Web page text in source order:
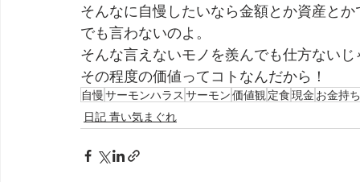
そんなに自慢したいなら金額とか資産と
でも言わないのよ。
そんな言えないモノを羨んでも仕方ないじ
その程度の価値ってコトなんだから！
自慢サーモンハラス サーモン価値観定食現金 お金持ち
日記 青い気まぐれ